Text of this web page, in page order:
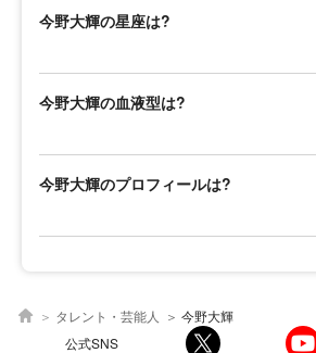
今野大輝の星座は?
今野大輝の血液型は?
今野大輝のプロフィールは?
タレント・芸能人
今野大輝
公式SNS